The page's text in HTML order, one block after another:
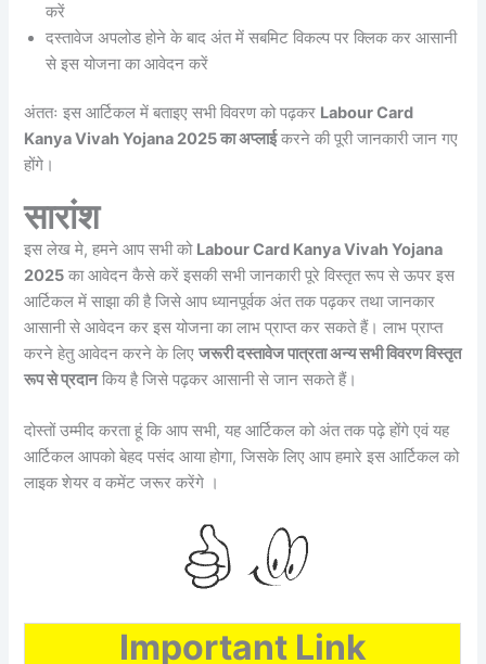
करें
दस्तावेज अपलोड होने के बाद अंत में सबमिट विकल्प पर क्लिक कर आसानी
से इस योजना का आवेदन करें
अंततः इस आर्टिकल में बताइए सभी विवरण को पढ़कर Labour Card
Kanya Vivah Yojana 2025 का अप्लाईकरने की पूरी जानकारी जान गए
होंगे।
सारांश
इस लेख मे, हमने आप सभी को Labour Card Kanya Vivah Yojana
2025 का आवेदन कैसे करें इसकी सभी जानकारी पूरे विस्तृत रूप से ऊपर इस
आर्टिकल में साझा की है जिसे आप ध्यानपूर्वक अंत तक पढ़कर तथा जानकार
आसानी से आवेदन कर इस योजना का लाभ प्राप्त कर सकते हैं। लाभ प्राप्त
करने हेतु आवेदन करने के लिएजरूरी दस्तावेज पात्रता अन्य सभी विवरण विस्तृत
रूप से प्रदानकिय है जिसे पढ़कर आसानी से जान सकते हैं।
दोस्तों उम्मीद करता हूं कि आप सभी, यह आर्टिकल को अंत तक पढ़े होंगे एवं यह
आर्टिकल आपको बेहद पसंद आया होगा, जिसके लिए आप हमारे इस आर्टिकल को
लाइक शेयर व कमेंट जरूर करेंगे ।
Important Link